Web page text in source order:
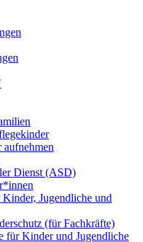
aufnehmen
Dienst (ASD)
Jugendliche und
(für Fachkräfte)
für Kinder und Jugendliche